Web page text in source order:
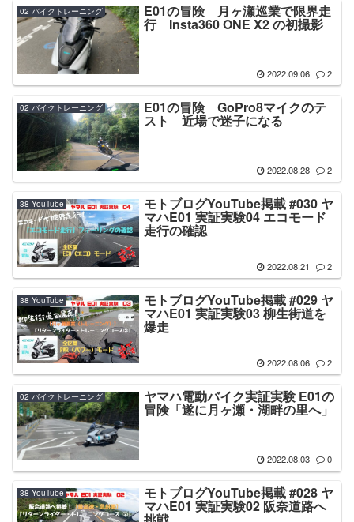
02 バイクトレーニング E01の冒険 月ヶ瀬巡業で限界走
行 Insta360 ONE X2 の初撮影
2022.09.06 2
02 バイクトレーニング E01の冒険 GoPro8マイクのテ
スト 近場で迷子になる
2022.08.28 2
38 YouTube モトブログYouTube掲載 #030 ヤ
マハE01 実証実験04 エコモード
走行の確認
2022.08.21 2
38 YouTube モトブログYouTube掲載 #029 ヤ
マハE01 実証実験03 柳生街道を
爆走
2022.08.06 2
02 バイクトレーニング ヤマハ電動バイク実証実験 E01の
冒険「遂に月ヶ瀬・湖畔の里へ」
2022.08.03 0
38 YouTube モトブログYouTube掲載 #028 ヤ
マハE01 実証実験02 阪奈道路へ